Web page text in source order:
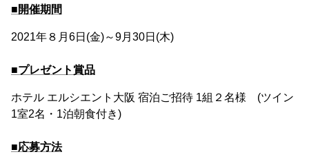
■開催期間
2021年８月6日(金)～9月30日(木)
■プレゼント賞品
ホテル エルシエント大阪 宿泊ご招待 1組２名様 (ツイン
1室2名・1泊朝食付き)
■応募方法